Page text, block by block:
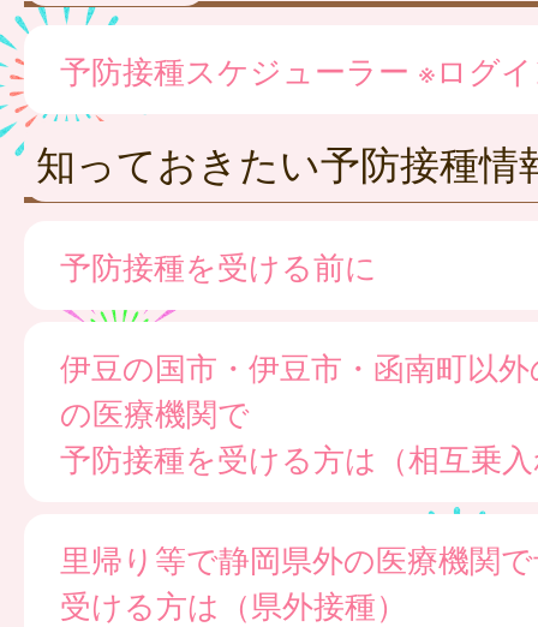
予防接種スケジューラー ※ログ
知っておきたい予防接種情
予防接種を受ける前に
伊豆の国市・伊豆市・函南町以
の医療機関で
予防接種を受ける方は（相互乗
里帰り等で静岡県外の医療機関
受ける方は（県外接種）